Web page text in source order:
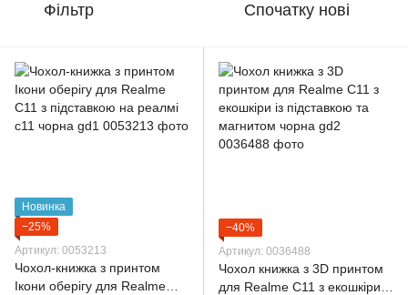
Фільтр Спочатку нові
Новинка
−25%
Артикул: 0053213
Чохол-книжка з принтом
Ікони оберігу для Realme
−40%
Артикул: 0036488
Чохол книжка з 3D принтом
для Realme C11 з екошкіри із